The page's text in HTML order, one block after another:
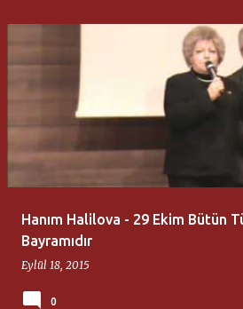
Hanım Halilova - 29 Ekim Bütün
Bayramıdır
Eylül 18, 2015
0